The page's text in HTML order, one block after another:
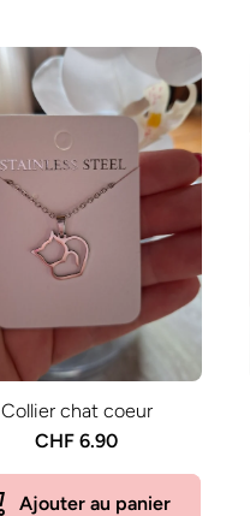
Collier chat coeur
CHF 6.90
Ajouter au panier